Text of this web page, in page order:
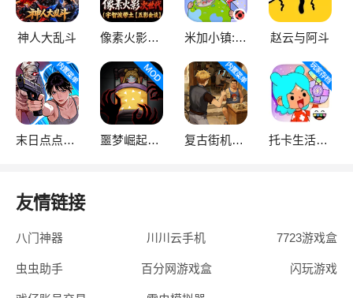
神人大乱斗 像素火影次世代 米加小镇:世界 赵云与阿斗
末日点点（辅助菜单） 噩梦崛起：生存 复古街机大亨 托卡生活：世界
友情链接
八门神器 川川云手机 7723游戏盒
虫虫助手 百分网游戏盒 闪玩游戏